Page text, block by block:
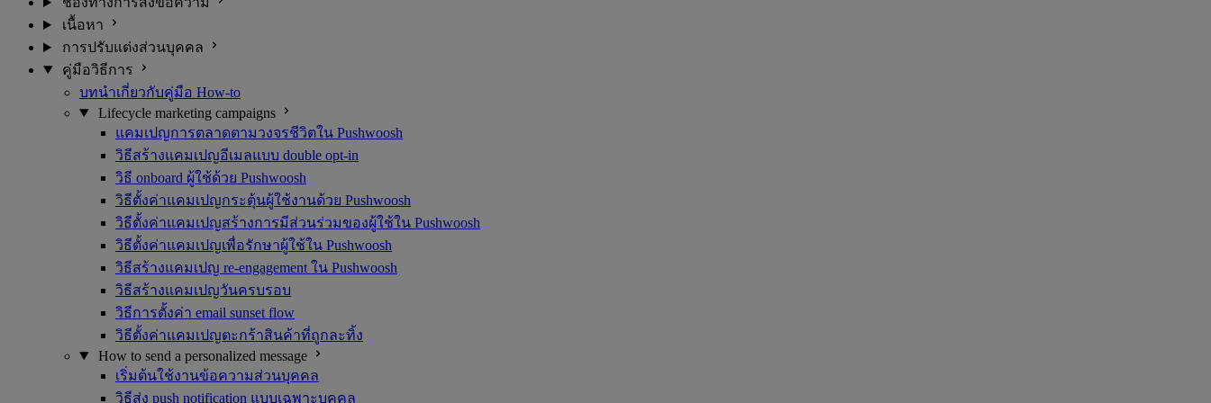
เนื้อหา
การปรับแต่งส่วนบุคคล
คู่มือวิธีการ
บทนำเกี่ยวกับคู่มือ How-to
Lifecycle marketing campaigns
แคมเปญการตลาดตามวงจรชีวิตใน Pushwoosh
วิธีสร้างแคมเปญอีเมลแบบ double opt-in
วิธี onboard ผู้ใช้ด้วย Pushwoosh
วิธีตั้งค่าแคมเปญกระตุ้นผู้ใช้งานด้วย Pushwoosh
วิธีตั้งค่าแคมเปญสร้างการมีส่วนร่วมของผู้ใช้ใน Pushwoosh
วิธีตั้งค่าแคมเปญเพื่อรักษาผู้ใช้ใน Pushwoosh
วิธีสร้างแคมเปญ re-engagement ใน Pushwoosh
วิธีสร้างแคมเปญวันครบรอบ
วิธีการตั้งค่า email sunset flow
วิธีตั้งค่าแคมเปญตะกร้าสินค้าที่ถูกละทิ้ง
How to send a personalized message
เริ่มต้นใช้งานข้อความส่วนบุคคล
วิธีส่ง push notification แบบเฉพาะบุคคล